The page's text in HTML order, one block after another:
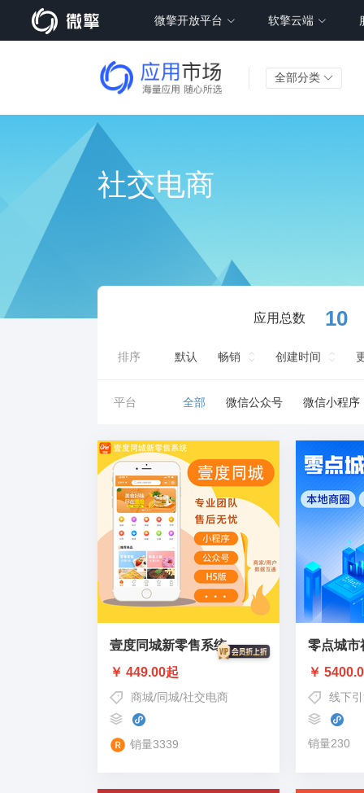
微擎开放平台 软擎云端
全部分类
社交电商
应用总数 10
排序 默认 畅销 创建时间
平台 全部 微信公众号 微信小程序
壹度同城新零售系统
￥ 449.00起
商城/同城/社交电商
销量3339
零点城市
￥
线下
销量230